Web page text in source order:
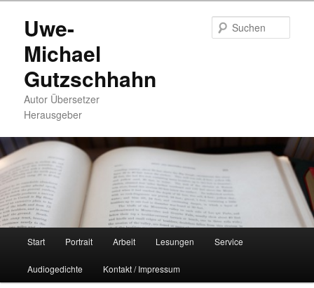
primären
springen
Uwe-
Michael
Gutzschhahn
Autor Übersetzer
Herausgeber
Start Portrait Arbeit Lesungen Service
Audiogedichte Kontakt / Impressum